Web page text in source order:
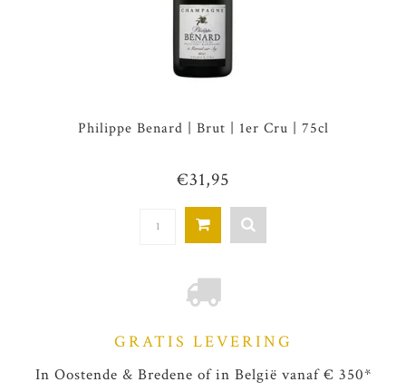
Philippe Benard | Brut | 1er Cru | 75cl
€31,95
GRATIS LEVERING
In Oostende & Bredene of in België vanaf € 350*